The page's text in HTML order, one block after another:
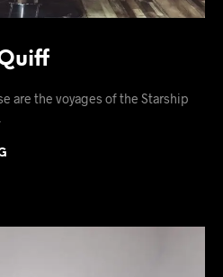
are the voyages of the Starship